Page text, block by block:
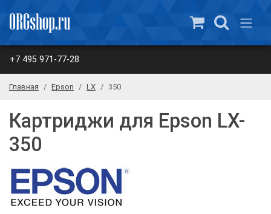
+7 495 971-77-28
Главная Epson LX 350
Картриджи для Epson LX-
350